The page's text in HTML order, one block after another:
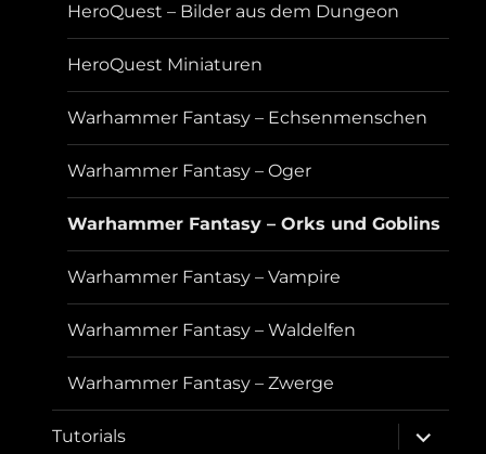
HeroQuest – Bilder aus dem Dungeon
HeroQuest Miniaturen
Warhammer Fantasy – Echsenmenschen
Warhammer Fantasy – Oger
Warhammer Fantasy – Orks und Goblins
Warhammer Fantasy – Vampire
Warhammer Fantasy – Waldelfen
Warhammer Fantasy – Zwerge
Tutorials
öffnen